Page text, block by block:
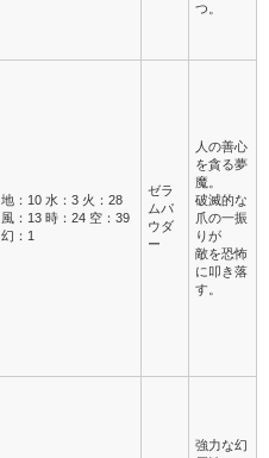
つ。
地：10 水：3 火：28
風：13 時：24 空：39
幻：1
ゼラ
ムパ
ウダ
ー
人の善心
を貪る夢
魔。
破滅的な
爪の一振
りが
敵を恐怖
に叩き落
す。
強力な幻